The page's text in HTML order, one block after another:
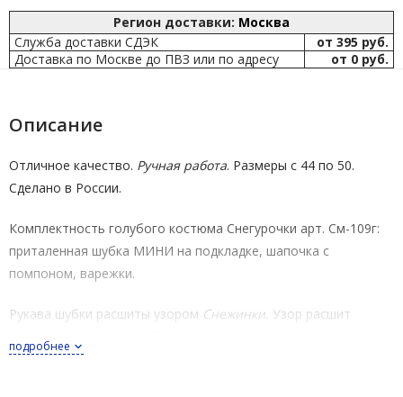
Регион доставки: Москва
Служба доставки СДЭК
от 395 руб.
Доставка по Москве до ПВЗ или по адресу
от 0 руб.
Описание
Отличное качество. Ручная работа. Размеры с 44 по 50.
Сделано в России.
Комплектность голубого костюма Снегурочки арт. См-109г:
приталенная шубка МИНИ на подкладке, шапочка с
помпоном, варежки.
Рукава шубки расшиты узором Снежинки. Узор расшит
подробнее